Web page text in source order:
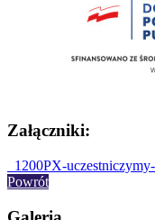
Załączniki:
1200PX-
Powrót